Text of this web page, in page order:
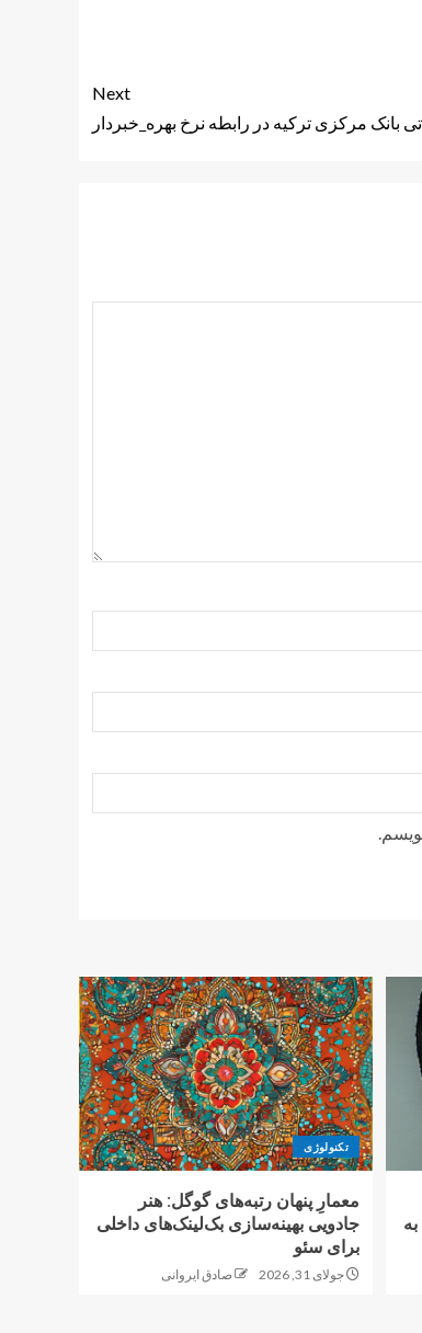
Next
بانک مرکزی ترکیه در رابطه نرخ بهره_خبردار
تکنولوژی
معمارِ پنهان رتبه‌های گوگل: هنر
جادویی بهینه‌سازی بک‌لینک‌های داخلی
برای سئو
جولای 31, 2026 صادق ایروانی